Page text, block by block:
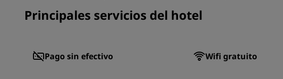
Principales servicios del hotel
Pago sin efectivo Wifi gratuito